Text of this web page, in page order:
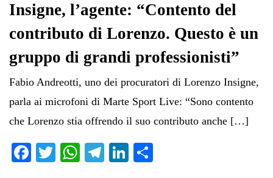
Insigne, l’agente: “Contento del
contributo di Lorenzo. Questo è un
gruppo di grandi professionisti”
Fabio Andreotti, uno dei procuratori di Lorenzo Insigne,
parla ai microfoni di Marte Sport Live: “Sono contento
che Lorenzo stia offrendo il suo contributo anche […]
Fa T
W
Te
Li